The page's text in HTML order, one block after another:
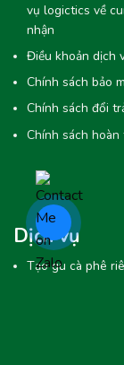
vụ logictics về
nhận
Điều khoản dịch
Chính sách bảo
Chính sách đổi
Chính sách
Dịch vụ
Tạo gu cà phê